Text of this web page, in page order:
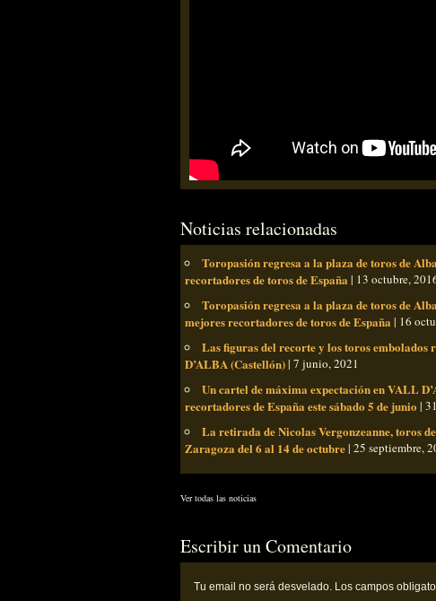
Noticias relacionadas
Toropasión regresa a la plaza de toros de
recortadores de toros de España | 13 octubre,
Toropasión regresa a la plaza de toros de
mejores recortadores de toros de España | 16
Las figuras del recorte y los toros embolados
D’ALBA (Castellón)| 7 junio, 2021
Un cartel de máxima expectación en VALL
recortadores de España este sábado 5 de junio |
La retirada de Nicolas Vergonzeanne, toros
Zaragoza del 6 al 14 de octubre| 25 septiembre,
Ver todas las noticias
Escribir un Comentario
Tu email noserá desvelado. Los campos